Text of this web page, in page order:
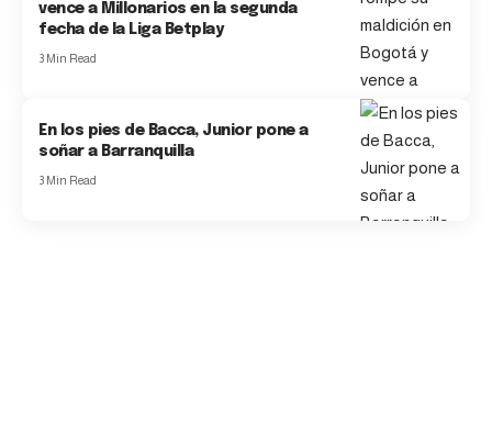
vence a Millonarios en la segunda
fecha de la Liga Betplay
3 Min Read
En los pies de Bacca, Junior pone a
soñar a Barranquilla
3 Min Read